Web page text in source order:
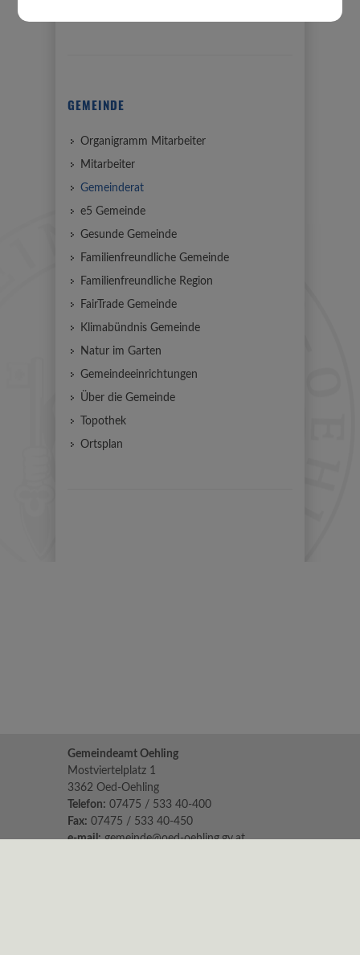
GEMEINDE
Organigramm Mitarbeiter
Mitarbeiter
Gemeinderat
e5 Gemeinde
Gesunde Gemeinde
Familienfreundliche Gemeinde
Familienfreundliche Region
FairTrade Gemeinde
Klimabündnis Gemeinde
Natur im Garten
Gemeindeeinrichtungen
Über die Gemeinde
Topothek
Ortsplan
Gemeindeamt Oehling
Mostviertelplatz 1
3362 Oed-Oehling
Telefon: 07475 / 533 40-400
Fax: 07475 / 533 40-450
e-mail: gemeinde@oed-oehling.gv.at